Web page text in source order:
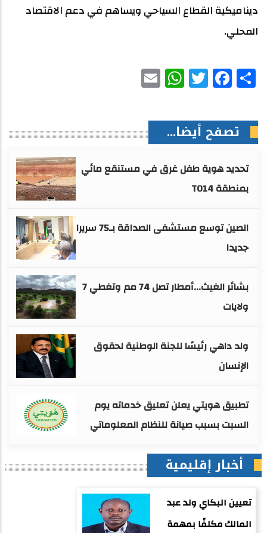
ديناميكية القطاع السياحي ويساهم في دعم الاقتصاد
المحلي.
Share
Facebook
Twitter
WhatsApp
تصفح أيضا...
تحديد هوية طفل غرق في مستنقع مائي
بمنطقة TO14
الصين توسع مستشفى الصداقة بـ75 سريرا
جديدا
بشائر الغيث...أمطار تصل 74 مم وتغطي 7
ولايات
ولد داهي رئيسًا للجنة الوطنية لحقوق
الإنسان
تطبيق هويتي يعلن تعليق خدماته يوم
السبت بسبب صيانة للنظام المعلوماتي
أخبار إقليمية
تعيين البكاي ولد عبد
المالك مكلفًا بمهمة